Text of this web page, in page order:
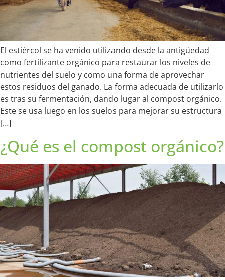
El estiércol se ha venido utilizando desde la antigüedad
como fertilizante orgánico para restaurar los niveles de
nutrientes del suelo y como una forma de aprovechar
estos residuos del ganado. La forma adecuada de utilizarlo
es tras su fermentación, dando lugar al compost orgánico.
Este se usa luego en los suelos para mejorar su estructura
[…]
¿Qué es el compost orgánico?